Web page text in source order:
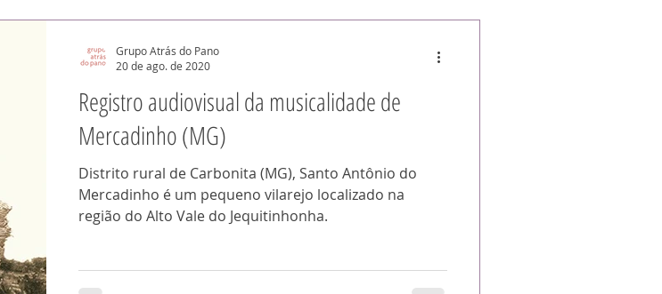
Registro audiovisual da musicalidade de
Mercadinho (MG)
Distrito rural de Carbonita (MG), Santo Antônio do
Mercadinho é um pequeno vilarejo localizado na
região do Alto Vale do Jequitinhonha.
Grupo Atrás do Pano
20 de ago. de 2020